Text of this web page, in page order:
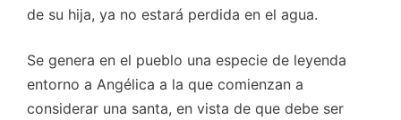
de su hija, ya no estará perdida en el agua.
Se genera en el pueblo una especie de leyenda
entorno a Angélica a la que comienzan a
considerar una santa, en vista de que debe ser